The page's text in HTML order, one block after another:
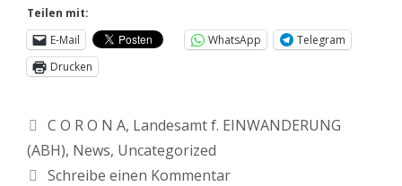
Teilen mit:
E-Mail
WhatsApp
Telegram
Drucken
C O R O N A, Landesamt f. EINWANDERUNG
(ABH), News, Uncategorized
Schreibe einen Kommentar